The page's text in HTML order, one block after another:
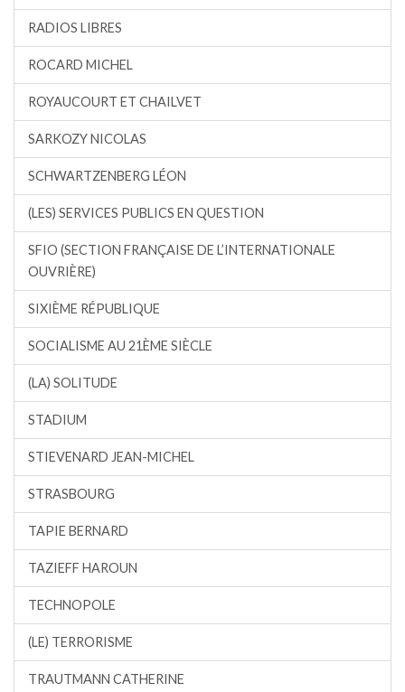
RADIOS LIBRES
ROCARD MICHEL
ROYAUCOURT ET CHAILVET
SARKOZY NICOLAS
SCHWARTZENBERG LÉON
(LES) SERVICES PUBLICS EN QUESTION
SFIO (SECTION FRANÇAISE DE L’INTERNATIONALE
OUVRIÈRE)
SIXIÈME RÉPUBLIQUE
SOCIALISME AU 21ÈME SIÈCLE
(LA) SOLITUDE
STADIUM
STIEVENARD JEAN-MICHEL
STRASBOURG
TAPIE BERNARD
TAZIEFF HAROUN
TECHNOPOLE
(LE) TERRORISME
TRAUTMANN CATHERINE